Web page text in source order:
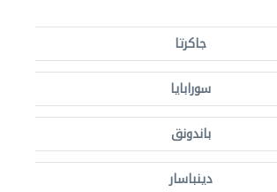
جاكرتا
سورابايا
باندونق
دينباسار